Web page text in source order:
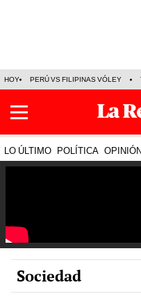
HOY PERÚ VS FILIPINAS VÓLEY
LO ÚLTIMO POLÍTICA OPINIÓN
Sociedad